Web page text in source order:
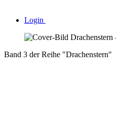
Login
Band 3 der Reihe "Drachenstern"